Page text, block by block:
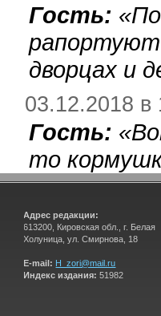
Гость: «
рапортуют
дворцах и
03.12.2018 в
Гость: «
то
Адрес редакции:
613200, Кировская обл., г. Белая
Холуница, ул. Смирнова, 18
E-mail: H_zori@mail.ru
Индекс издания: 51982